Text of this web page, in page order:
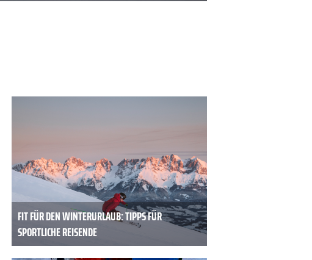
FIT FÜR DEN WINTERURLAUB: TIPPS FÜR
SPORTLICHE REISENDE